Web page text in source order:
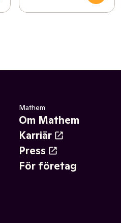
Mathem
Om Mathem
Karriär
Press
För företag